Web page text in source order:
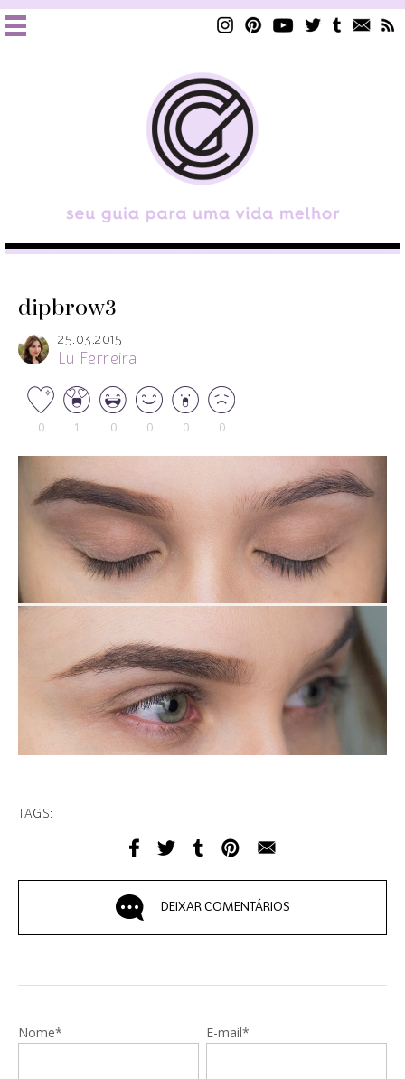
dipbrow3
25.03.2015
Lu Ferreira
0 1 0 0 0 0
TAGS:
DEIXAR COMENTÁRIOS
Nome* E-mail*